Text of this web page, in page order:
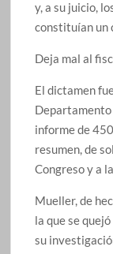
y, a su juicio,
constituían un
Deja mal al
El dictamen
Departamento
informe de
resumen, de
Congreso y a
Mueller, de
la que se
su